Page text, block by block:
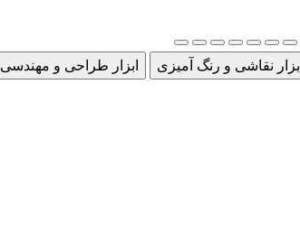
ابزار نقاشی و رنگ آمیزی ابزار طراحی و مهندسی